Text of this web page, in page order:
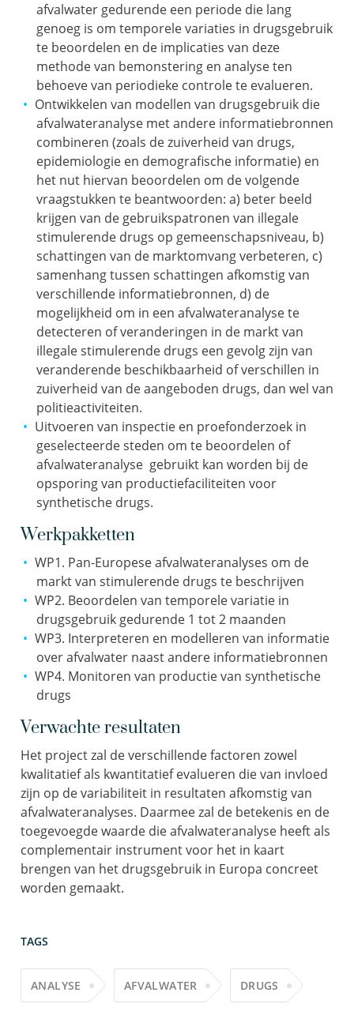
afvalwater gedurende een periode die lang
genoeg is om temporele variaties in drugsgebruik
te beoordelen en de implicaties van deze
methode van bemonstering en analyse ten
behoeve van periodieke controle te evalueren.
Ontwikkelen van modellen van drugsgebruik die
afvalwateranalyse met andere informatiebronnen
combineren (zoals de zuiverheid van drugs,
epidemiologie en demografische informatie) en
het nut hiervan beoordelen om de volgende
vraagstukken te beantwoorden: a) beter beeld
krijgen van de gebruikspatronen van illegale
stimulerende drugs op gemeenschapsniveau, b)
schattingen van de marktomvang verbeteren, c)
samenhang tussen schattingen afkomstig van
verschillende informatiebronnen, d) de
mogelijkheid om in een afvalwateranalyse te
detecteren of veranderingen in de markt van
illegale stimulerende drugs een gevolg zijn van
veranderende beschikbaarheid of verschillen in
zuiverheid van de aangeboden drugs, dan wel van
politieactiviteiten.
Uitvoeren van inspectie en proefonderzoek in
geselecteerde steden om te beoordelen of
afvalwateranalyse gebruikt kan worden bij de
opsporing van productiefaciliteiten voor
synthetische drugs.
Werkpakketten
WP1. Pan-Europese afvalwateranalyses om de
markt van stimulerende drugs te beschrijven
WP2. Beoordelen van temporele variatie in
drugsgebruik gedurende 1 tot 2 maanden
WP3. Interpreteren en modelleren van informatie
over afvalwater naast andere informatiebronnen
WP4. Monitoren van productie van synthetische
drugs
Verwachte resultaten
Het project zal de verschillende factoren zowel
kwalitatief als kwantitatief evalueren die van invloed
zijn op de variabiliteit in resultaten afkomstig van
afvalwateranalyses. Daarmee zal de betekenis en de
toegevoegde waarde die afvalwateranalyse heeft als
complementair instrument voor het in kaart
brengen van het drugsgebruik in Europa concreet
worden gemaakt.
TAGS
ANALYSE AFVALWATER DRUGS